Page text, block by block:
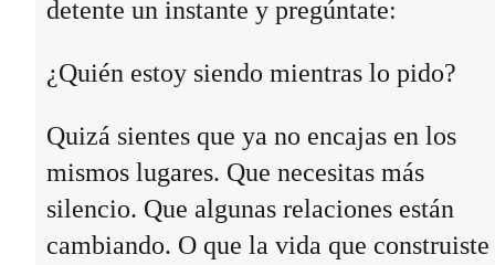
detente un instante y pregúntate:
¿Quién estoy siendo mientras lo pido?
Quizá sientes que ya no encajas en los
mismos lugares. Que necesitas más
silencio. Que algunas relaciones están
cambiando. O que la vida que construiste